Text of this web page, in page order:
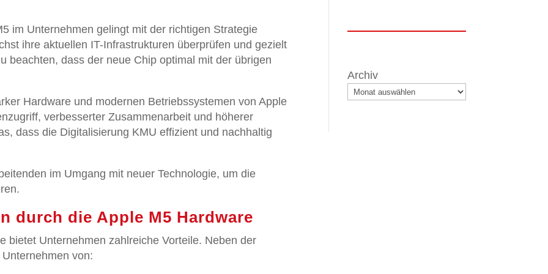
im Unternehmen gelingt mit der richtigen Strategie
ihre aktuellen IT-Infrastrukturen überprüfen und gezielt
beachten, dass der neue Chip optimal mit der übrigen
Hardware und modernen Betriebssystemen von Apple
verbesserter Zusammenarbeit und höherer
dass die Digitalisierung KMU effizient und nachhaltig
im Umgang mit neuer Technologie, um die
durch die Apple M5 Hardware
bietet Unternehmen zahlreiche Vorteile. Neben der
von:
Archiv